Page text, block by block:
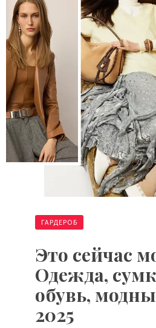
ГАРДЕРОБ
Это сейчас
Одежда,
обувь,
2025